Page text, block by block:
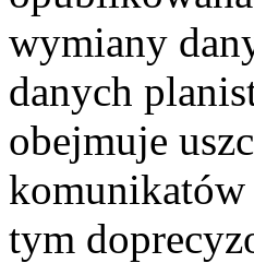
wymiany
danych
obejmuje
komunikatów
tym